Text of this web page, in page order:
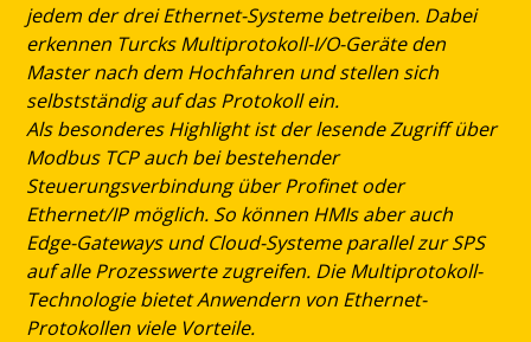
jedem der drei Ethernet-Systeme betreiben. Dabei
erkennen Turcks Multiprotokoll-I/O-Geräte den
Master nach dem Hochfahren und stellen sich
selbstständig auf das Protokoll ein.
Als besonderes Highlight ist der lesende Zugriff über
Modbus TCP auch bei bestehender
Steuerungsverbindung über Profinet oder
Ethernet/IP möglich. So können HMIs aber auch
Edge-Gateways und Cloud-Systeme parallel zur SPS
auf alle Prozesswerte zugreifen. Die Multiprotokoll-
Technologie bietet Anwendern von Ethernet-
Protokollen viele Vorteile.